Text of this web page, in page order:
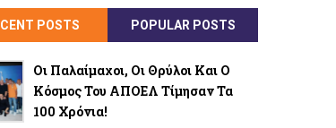
POSTS POPULAR POSTS
Οι Παλαίμαχοι, Οι Θρύλοι Και Ο
Κόσμος Του ΑΠΟΕΛ Τίμησαν Τα
100 Χρόνια!